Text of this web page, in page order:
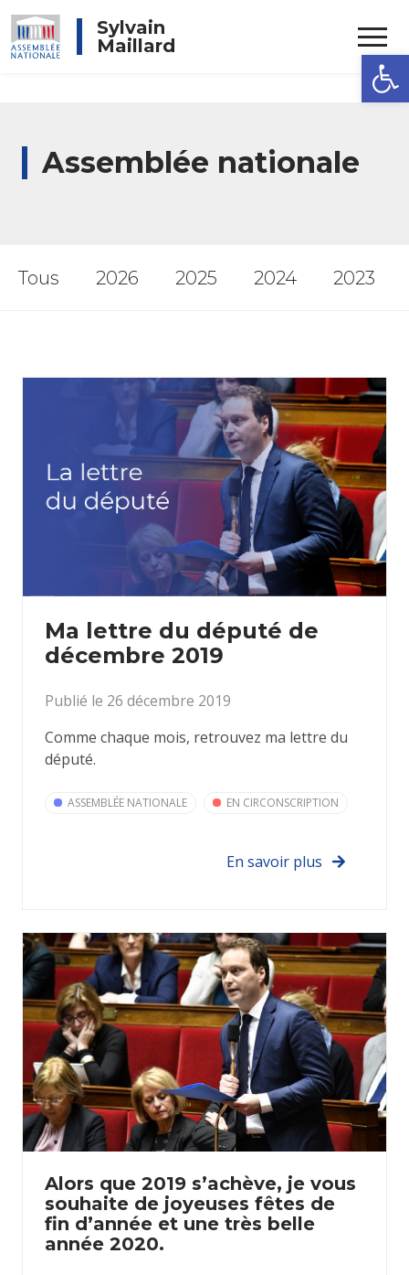
Ouvrir
Sylvain
Maillard
Assemblée nationale
Tous 2026 2025 2024 2023
Ma lettre du député de
décembre 2019
Publié le 26 décembre 2019
Comme chaque mois, retrouvez ma lettre du
député.
ASSEMBLÉE NATIONALE EN CIRCONSCRIPTION
En savoir plus
Alors que 2019 s’achève, je vous
souhaite de joyeuses fêtes de
fin d’année et une très belle
année 2020.